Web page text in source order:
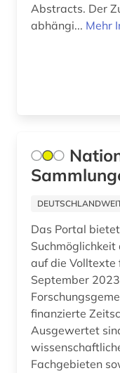
karte (1)
kunst (1)
künstler (1)
Abstracts. Der
abhängi... Mehr
Das Portal
auf die Volltexte
September
finanzierte
Ausgewertet
Fachgebieten